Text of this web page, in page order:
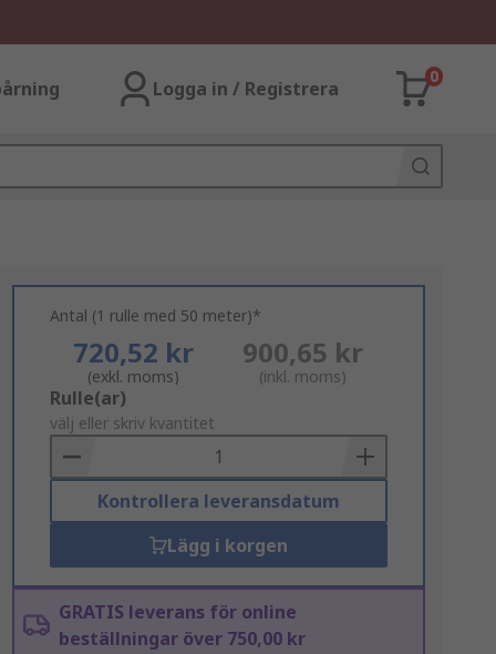
Logga in / Registrera
0
Antal (1 rulle med 50 meter)*
720,52 kr
(exkl. moms)
900,65 kr
(inkl. moms)
Add
to
Basket
Rulle(ar)
välj eller skriv kvantitet
Kontrollera leveransdatum
Lägg i korgen
GRATIS leverans för online
beställningar över 750,00 kr